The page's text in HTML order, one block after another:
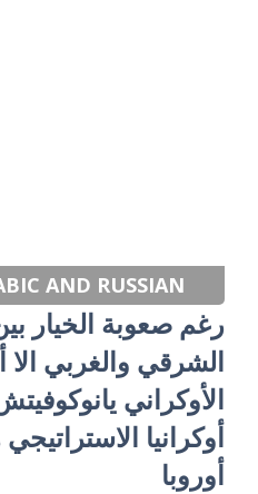
AND RUSSIAN
رغم صعوبة الخيار
الشرقي والغربي
الأوكراني
أوكرانيا
أوروبا